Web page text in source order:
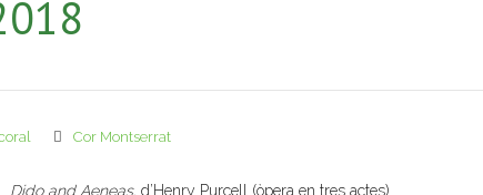
Cor Montserrat
Dido and Aeneas, d’Henry Purcell (òpera en tres actes)